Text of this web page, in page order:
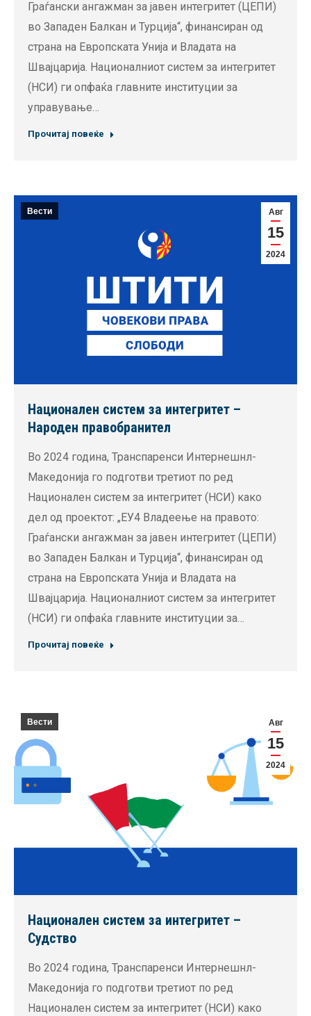
Граѓански ангажман за јавен интегритет (ЦЕПИ)
во Западен Балкан и Турција“, финансиран од
страна на Европската Унија и Владата на
Швајцарија. Националниот систем за интегритет
(НСИ) ги опфаќа главните институции за
управување…
Прочитај повеќе
Авг
15
2024
Вести
Национален систем за интегритет –
Народен правобранител
Во 2024 година, Транспаренси Интернешнл-
Македонија го подготви третиот по ред
Национален систем за интегритет (НСИ) како
дел од проектот: „ЕУ4 Владеење на правото:
Граѓански ангажман за јавен интегритет (ЦЕПИ)
во Западен Балкан и Турција“, финансиран од
страна на Европската Унија и Владата на
Швајцарија. Националниот систем за интегритет
(НСИ) ги опфаќа главните институции за…
Прочитај повеќе
Авг
15
2024
Вести
Национален систем за интегритет –
Судство
Во 2024 година, Транспаренси Интернешнл-
Македонија го подготви третиот по ред
Национален систем за интегритет (НСИ) како